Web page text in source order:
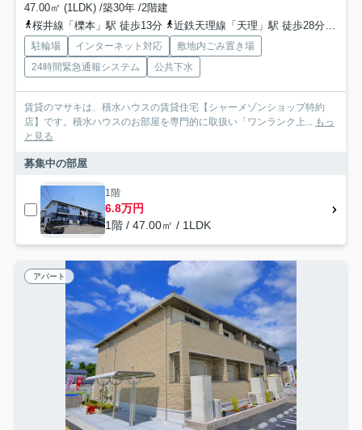
47.00㎡ (1LDK) /築30年 /2階建
桜井線「櫟本」駅 徒歩13分
近鉄天理線「天理」駅 徒歩28分
駐輪場 インターネット対応
敷地内ごみ置き場
24時間緊急通報システム
公共下水
賃貸のマサキは、積水ハウスの賃貸住宅【シャーメゾンショップ特約
店】です。積水ハウスのお部屋を専門的に取扱い「ワンランク上... もっ
と見る
募集中の部屋
1階
6.8万円
1階 / 47.00㎡ / 1LDK
アパート